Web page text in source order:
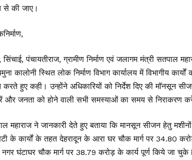
से की जाए।
सिंचाई, पंचायतीराज, ग्रामीण निर्माण एवं जलागम मंत्री सतपाल
कालोनी स्थित लोक निर्माण विभाग कार्यालय में विभागीय कार्यों
करते हुए कही। उन्होंने अधिकारियों को निर्देश दिए की मॉनसून
और जनता को होने वाली सभी समस्याओं का समय से निराकरण
महाराज ने जानकारी देते हुए बताया कि मानसून सीजन हेतु
के कार्यों के तहत देहरादून के आरा घर चौक मार्ग पर 34.80
घंटाघर चौक मार्ग पर 38.79 करोड़ के कार्य पूर्ण किये जा